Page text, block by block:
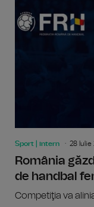
Sport | intern 28 Iulie
România
de handbal
Competiţia va